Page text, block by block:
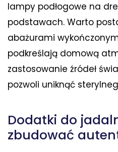
lampy podłogowe na
podstawach. Warto
abażurami
podkreślają domową
zastosowanie źródeł
pozwoli uniknąć
Dodatki do
zbudować